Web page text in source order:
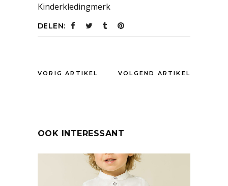
Kinderkledingmerk
DELEN:
VORIG ARTIKEL VOLGEND ARTIKEL
OOK INTERESSANT